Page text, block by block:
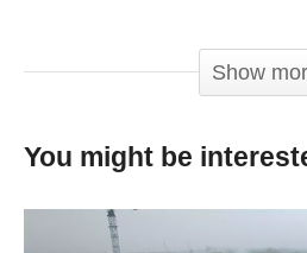
μπορείτε να δείτε τον οδηγό
και με δόντια. Δευτερόλεπτα
μακελειό. Τα αποτελέσματα;
Show
You might be